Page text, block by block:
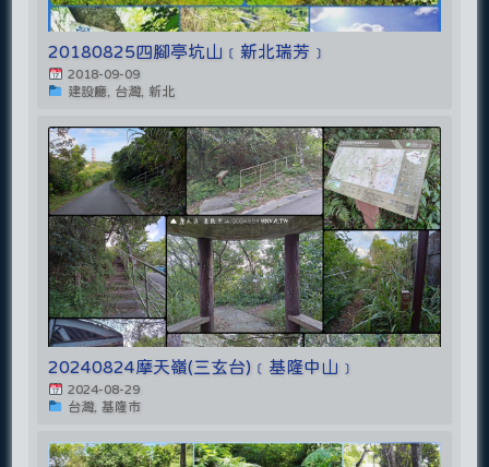
20180825四腳亭坑山﹝新北瑞芳﹞
2018-09-09
建設廳, 台灣, 新北
20240824摩天嶺(三玄台)﹝基隆中山﹞
2024-08-29
台灣, 基隆市